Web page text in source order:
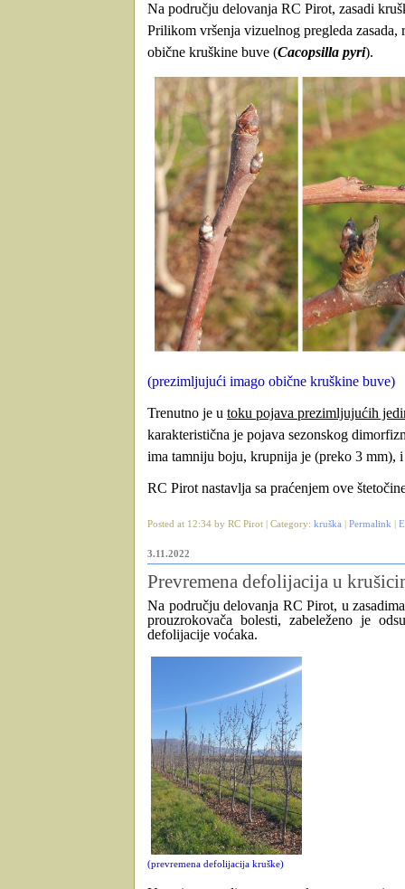
Na području delovanja RC Pirot, zasadi
Prilikom vršenja vizuelnog pregleda
obične kruškine buve (Cacopsilla pyri).
(prezimljujući imago obične kruškine buve)
Trenutno je u toku pojava prezimljujućih
karakteristična je pojava sezonskog
ima tamniju boju, krupnija je (preko 3 mm),
RC Pirot nastavlja sa praćenjem ove
Posted at 12:34 by RC Pirot | Category: kruška Permalink
3.11.2022
Prevremena defolijacija u
Na području delovanja RC Pirot, u
prouzrokovača bolesti, zabeleženo je
defolijacije voćaka.
(prevremena defolijacija kruške)